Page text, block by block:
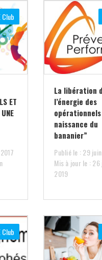
Club
ET
La libération
l’énergie des
opérationnels
naissance du
bananier”
Publié le : 29
Mis à jour le : 26
2019
Club